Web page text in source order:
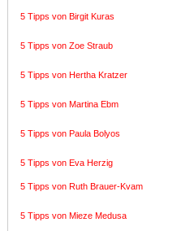
5 Tipps von Birgit Kuras
5 Tipps von Zoe Straub
5 Tipps von Hertha Kratzer
5 Tipps von Martina Ebm
5 Tipps von Paula Bolyos
5 Tipps von Eva Herzig
5 Tipps von Ruth Brauer-Kvam
5 Tipps von Mieze Medusa